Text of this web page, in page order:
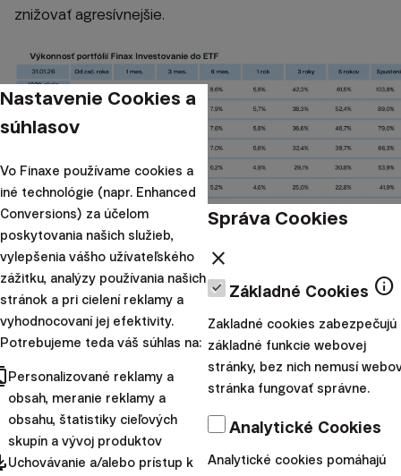
znižovať agresívnejšie.
Napriek tomu však dlhopisové ETF nakoniec skončili
v miernom zisku, pretože v iných regiónoch sveta
výnosy naopak klesali a ceny dlhopisov rástli.Slabší
vývoj v USA tak vyvážili lepšie výsledky v iných častiach
Nastavenie Cookies a
súhlasov
Vo Finaxe používame cookies a
iné technológie (napr. Enhanced
Conversions) za účelom
poskytovania našich služieb,
vylepšenia vášho užívateľského
zážitku, analýzy používania našich
stránok a pri cielení reklamy a
vyhodnocovaní jej efektivity.
Potrebujeme teda váš súhlas na:
Personalizované reklamy a
obsah, meranie reklamy a
obsahu, štatistiky cieľových
skupín a vývoj produktov
Uchovávanie a/alebo prístup k
Správa Cookies
close
Základné Cookies info
Zakladné cookies zabezpečujú
základné funkcie webovej
stránky, bez nich nemusí
stránka fungovať správne.
Analytické Cookies
Analytické cookies pomáhajú